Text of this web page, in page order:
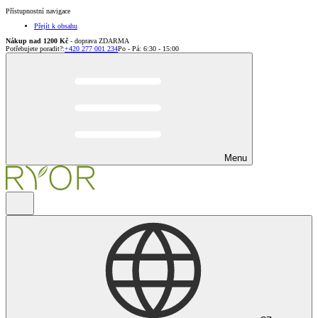
Přístupnostní navigace
Přejít k obsahu
Nákup nad 1200 Kč - doprava ZDARMA
Potřebujete poradit?:+420 277 001 234Po - Pá: 6:30 - 15:00
Menu